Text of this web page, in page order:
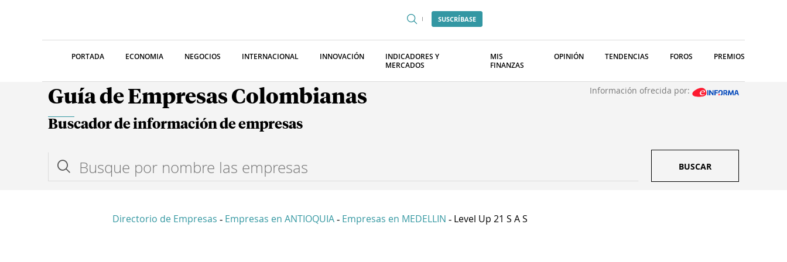
SUSCRÍBASE
PORTADA ECONOMIA NEGOCIOS INTERNACIONAL INNOVACIÓN
INDICADORES Y
MERCADOS
MIS
FINANZAS
OPINIÓN TENDENCIAS FOROS PREMIOS
Guía de Empresas Colombianas Información ofrecida por:
Buscador de información de empresas
BUSCAR
Directorio de Empresas - Empresas en ANTIOQUIA - Empresas en MEDELLIN - Level Up 21 S A S